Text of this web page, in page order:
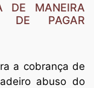
DE MANEIRA
DE PAGAR
a cobrança de
abuso do